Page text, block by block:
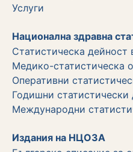
Услуги
Национална здравна
Статистическа
Медико-статистическа
Оперативни
Годишни статистически
Международни
Издания на НЦОЗА